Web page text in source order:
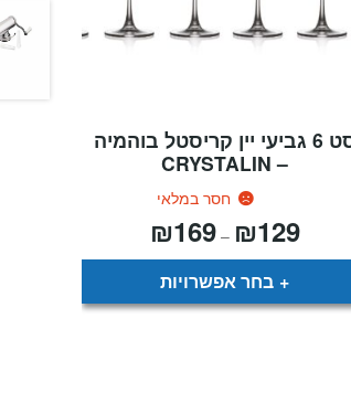
סט 6 גביעי יין קריסטל בוהמיה
– CRYSTALIN
חסר במלאי
₪129
–
₪169
⁦₪129⁩
בחר אפשרויות